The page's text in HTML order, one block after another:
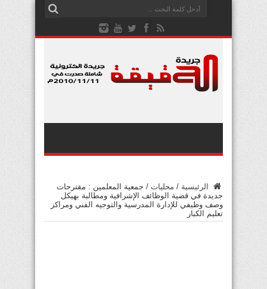
الرئيسية / محليات / جمعية المعلمين : مقترحات
جديدة في قضية الوظائف الإشرافية ومطالبة بهيكل
وصف وظيفي للإدارة المدرسية والتوجيه الفني ومراكز
تعليم الكبار